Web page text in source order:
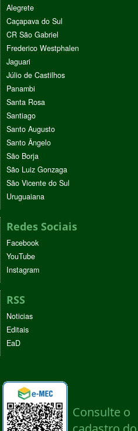
Alegrete
Caçapava do Sul
CR São Gabriel
Frederico Westphalen
Jaguari
Júlio de Castilhos
Panambi
Santa Rosa
Santiago
Santo Augusto
Santo Ângelo
São Borja
São Luiz Gonzaga
São Vicente do Sul
Uruguaiana
Redes Sociais
Facebook
YouTube
Instagram
RSS
Noticias
Editais
EaD